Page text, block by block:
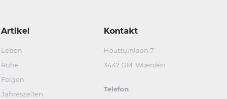
Artikel
Leben
Ruhe
Folgen
Jahreszeiten
Kontakt
Houttuinlaan 7
3447 GM Woerden
Telefon